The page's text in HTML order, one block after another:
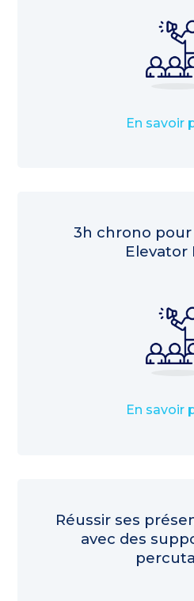
En savoir
3h chrono
Elevator
En savoir
Réussir ses
avec des